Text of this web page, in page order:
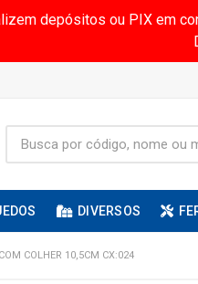
depósitos ou PIX em
DIVERSOS
COLHER 10,5CM CX:024